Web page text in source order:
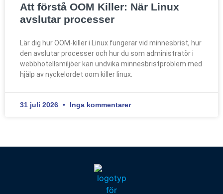
Att förstå OOM Killer: När Linux
avslutar processer
Lär dig hur OOM-killer i Linux fungerar vid minnesbrist, hur
den avslutar processer och hur du som administratör i
webbhotellsmiljöer kan undvika minnesbristproblem med
hjälp av nyckelordet oom killer linux.
31 juli 2026 Inga kommentarer